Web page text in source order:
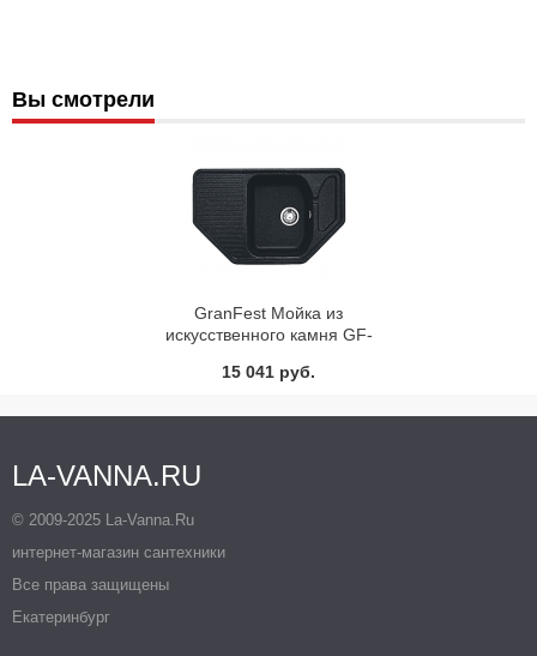
Вы смотрели
GranFest Мойка из
искусственного камня GF-
15 041 руб.
LA-VANNA.RU
© 2009-2025 La-Vanna.Ru
интернет-магазин сантехники
Все права защищены
Екатеринбург